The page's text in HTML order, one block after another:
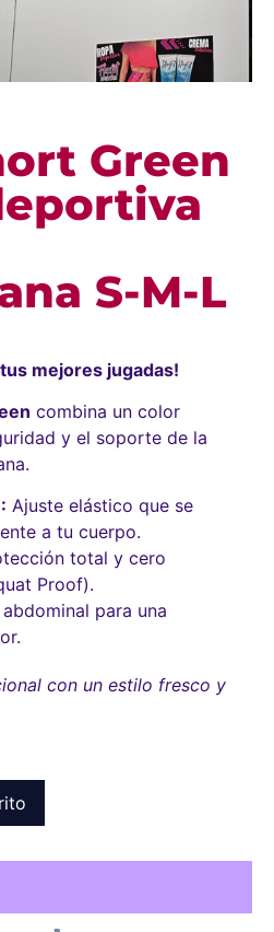
Green
S-M-L
mejores jugadas!
combina un color
y el soporte de la
Ajuste elástico que se
a tu cuerpo.
total y cero
Proof).
para una
con un estilo fresco y